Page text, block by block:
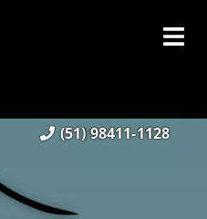
(51) 98411-1128